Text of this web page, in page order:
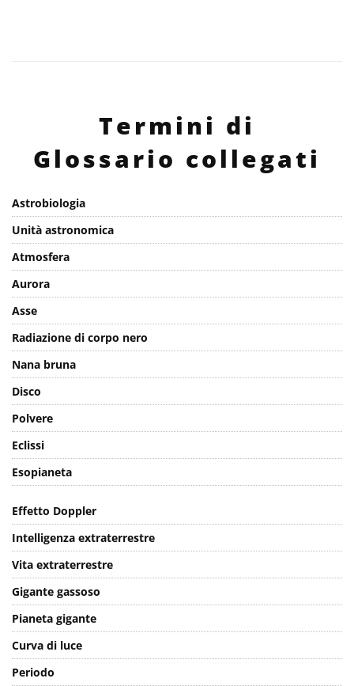
Termini di
Glossario collegati
Astrobiologia
Unità astronomica
Atmosfera
Aurora
Asse
Radiazione di corpo nero
Nana bruna
Disco
Polvere
Eclissi
Esopianeta
Effetto Doppler
Intelligenza extraterrestre
Vita extraterrestre
Gigante gassoso
Pianeta gigante
Curva di luce
Periodo